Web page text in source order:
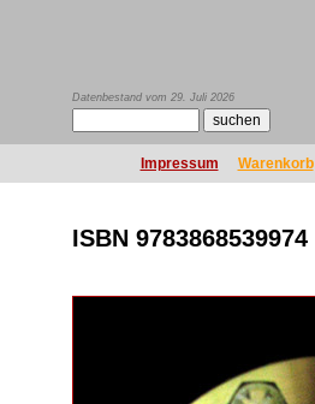
Datenbestand vom 29. Juli 2026
Impressum Warenkorb
ISBN 9783868539974